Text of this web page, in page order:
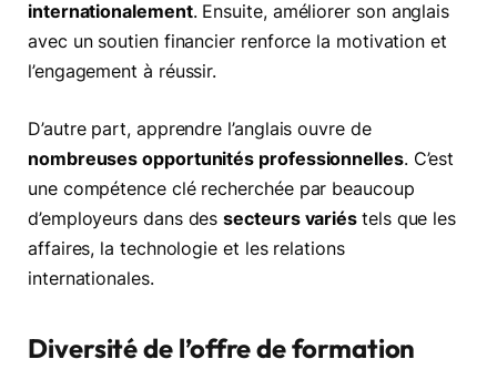
internationalement. Ensuite, améliorer son anglais
avec un soutien financier renforce la motivation et
l’engagement à réussir.
D’autre part, apprendre l’anglais ouvre de
nombreuses opportunités professionnelles. C’est
une compétence clé recherchée par beaucoup
d’employeurs dans dessecteurs variés tels que les
affaires, la technologie et les relations
internationales.
Diversité de l’offre de formation